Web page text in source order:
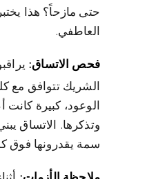
حتى مازحاً؟ هذا
العاطفي.
فحص الاتساق:
الشريك تتوافق مع
الوعود، كبيرة كانت
وتذكرها. الاتساق
سمة يقدرونها فوق